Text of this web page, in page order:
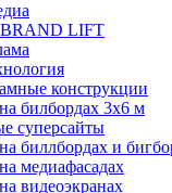
BRAND LIFT
конструкции
билбордах 3х6 м
суперсайты
биллбордах и
медиафасадах
видеоэкранах